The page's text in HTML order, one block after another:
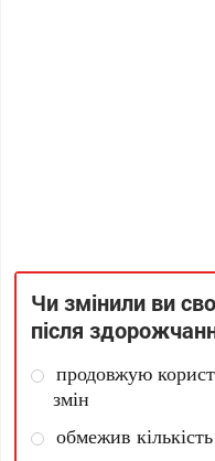
Чи змінили ви
після
продовжую
змін
обмежив